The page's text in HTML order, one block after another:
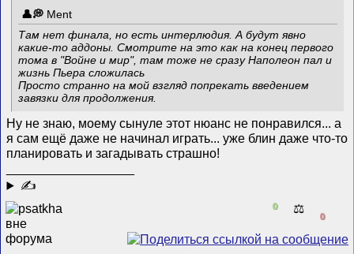
Ment
Там нет финала, но есть интерлюдия. А будут явно
какие-то аддоны. Смотрите на это как на конец первого
тома в "Войне и мир", там тоже не сразу Наполеон пал и
жизнь Пьера сложилась
Просто странно на мой взгляд попрекать введением
завязки для продолжения.
Ну не знаю, моему сынуле этот нюанс не понравился... а
я сам ещё даже не начинал играть... уже блин даже что-то
планировать и загадывать страшно!
✍
0 ⚖️
0